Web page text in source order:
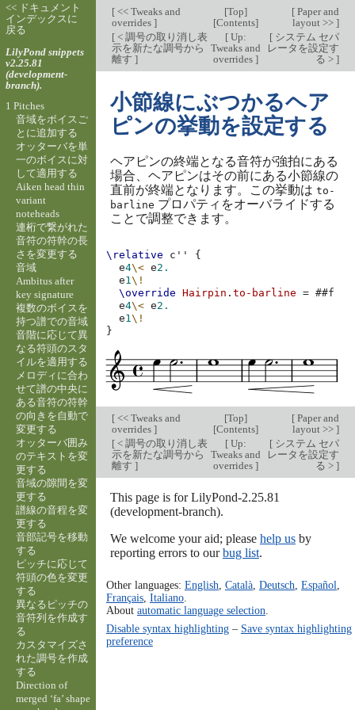
[<< Tweaks and
overrides ]
[Top]
[Contents]
[Paper and
layout >> ]
[< 調号の取り消し表
示を新たな調号から
離す ]
[ Up:
Tweaks and
overrides]
[システム セパ
レータを設定す
る > ]
小節線にぶつかるヘア
ピンの挙動を設定する
ヘアピンの終端となる音符が強拍にある
場合、ヘアピンはその前にある小節線の
直前が終端となります。この挙動は to-
barline プロパティをオーバライドする
ことで調整できます。
\relative c''
{
e4\< e2.
e1\!
\override
Hairpin .to-barline = ##f
e4\< e2.
e1\!
}
[<< Tweaks and
overrides ]
[Top]
[Contents]
[Paper and
layout >> ]
[< 調号の取り消し表
示を新たな調号から
離す ]
[ Up:
Tweaks and
overrides]
[システム セパ
レータを設定す
る > ]
This page is for LilyPond-2.25.81
(development-branch).
We welcome your aid; please help usby
reporting errors to ourbug list.
Other languages: English Català, Deutsch Español
Français, Italiano.
About automatic language selection
Disable syntax highlighting– Save syntax highlighting
preference
<< ドキュメント
インデックスに
戻る
LilyPond snippets
v2.25.81
(development-
branch).
1 Pitches
音域をボイスご
とに追加する
オッターバを単
一のボイスに対
して適用する
Aiken head thin
variant
noteheads
連桁で繋がれた
音符の符幹の長
さを変更する
音域
Ambitus after
key signature
複数のボイスを
持つ譜での音域
音階に応じて異
なる符頭のスタ
イルを適用する
メロディに合わ
せて譜の中央に
ある音符の符幹
の向きを自動で
変更する
オッターバ囲み
のテキストを変
更する
音域の隙間を変
更する
譜線の音程を変
更する
音部記号を移動
する
ピッチに応じて
符頭の色を変更
する
異なるピッチの
音符列を作成す
る
カスタマイズさ
れた調号を作成
する
Direction of
merged ‘fa’ shape